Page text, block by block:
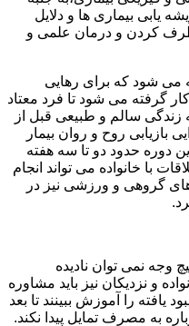
یابی بیماری ها و دلایل
کردن و درمان علمی و
می شود که برای رهایی
گرفته می شود تا فرد معتاد
سالم و طبیعی قبل از
بازیابی روح و روان بیمار
دوره حدود دو تا سه هفته
با خانواده می تواند انجام
گروهی و ورزشی نیز در
وجه نمی توان نادیده
و نزدیکان نیز باید مشاوره
یافته را آموزش ببینند تا بعد
به مصرف تمایل پیدا نکند.